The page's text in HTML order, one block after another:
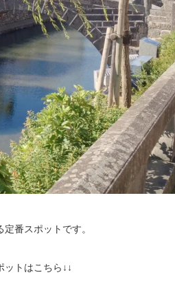
番スポットです。
トはこちら↓↓